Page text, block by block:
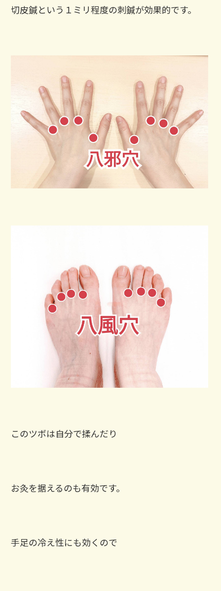
切皮鍼という１ミリ程度の刺鍼が効果的です。
このツボは自分で揉んだり
お灸を据えるのも有効です。
手足の冷え性にも効くので